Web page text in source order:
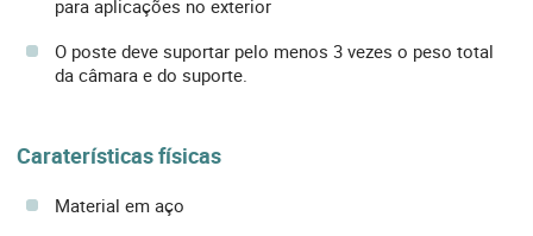
para aplicações no exterior
O poste deve suportar pelo menos 3 vezes o peso total
da câmara e do suporte.
Caraterísticas físicas
Material em aço